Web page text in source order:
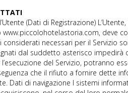
(Dati di Registrazione)
www.piccolohotelastoria.com, deve
considerati necessari per il Servizio
dal suddetto asterisco impedirà
del Servizio, potranno
che il rifiuto a fornire dette
Dati di navigazione I sistemi